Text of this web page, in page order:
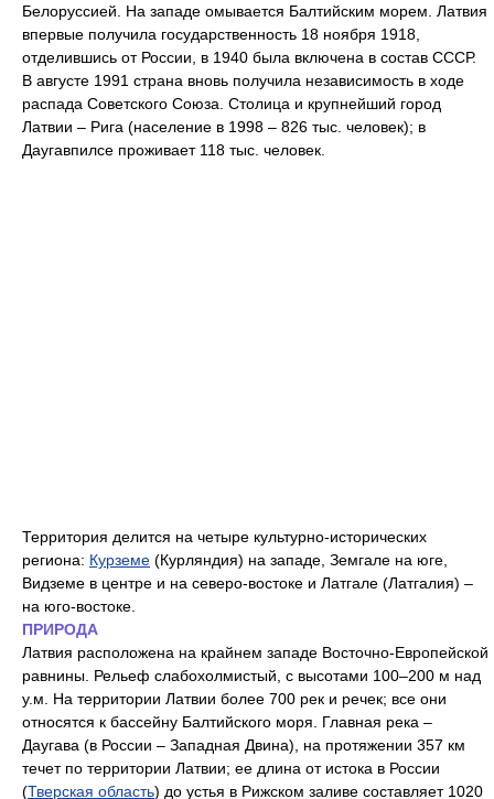
Белоруссией. На западе омывается Балтийским морем. Латвия
впервые получила государственность 18 ноября 1918,
отделившись от России, в 1940 была включена в состав СССР.
В августе 1991 страна вновь получила независимость в ходе
распада Советского Союза. Столица и крупнейший город
Латвии – Рига (население в 1998 – 826 тыс. человек); в
Даугавпилсе проживает 118 тыс. человек.
Территория делится на четыре культурно-исторических
региона: Курземе (Курляндия) на западе, Земгале на юге,
Видземе в центре и на северо-востоке и Латгале (Латгалия) –
на юго-востоке.
ПРИРОДА
Латвия расположена на крайнем западе Восточно-Европейской
равнины. Рельеф слабохолмистый, с высотами 100–200 м над
у.м. На территории Латвии более 700 рек и речек; все они
относятся к бассейну Балтийского моря. Главная река –
Даугава (в России – Западная Двина), на протяжении 357 км
течет по территории Латвии; ее длина от истока в России
(Тверская область) до устья в Рижском заливе составляет 1020